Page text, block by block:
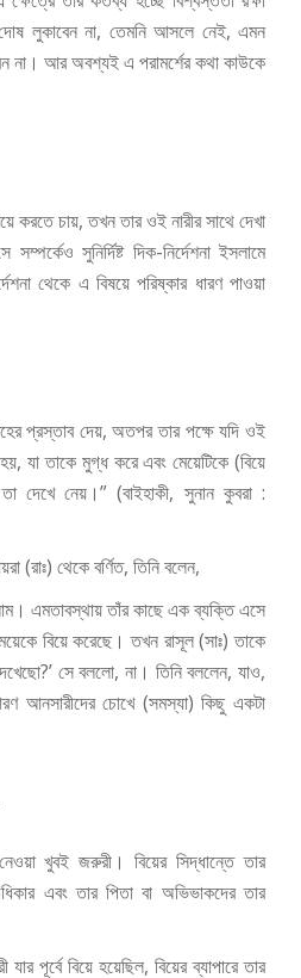
লুকাবেন না, তেমনি আসলে নেই, এমন
না। আর অবশ্যই এ পরামর্শের কথা কাউকে
করতে চায়, তখন তার ওই নারীর সাথে দেখা
সুনির্দিষ্ট দিক-নির্দেশনা ইসলামে
থেকে এ বিষয়ে পরিষ্কার ধারণ পাওয়া
প্রস্তাব দেয়, অতপর তার পক্ষে যদি ওই
যা তাকে মুগ্ধ করে এবং মেয়েটিকে (বিয়ে
দেখে নেয়।”(বাইহাকী, সুনান কুবরা :
(রাঃ) থেকে বর্ণিত, তিনি বলেন,
এমতাবস্থায় তাঁর কাছে এক ব্যক্তি এসে
বিয়ে করেছে। তখন রাসূল (সাঃ) তাকে
সে বললো, না। তিনি বললেন, যাও,
আনসারীদের চোখে (সমস্যা) কিছু একটা
খুবই জরুরী। বিয়ের সিদ্ধান্তে তার
এবং তার পিতা বা অভিভাকদের তার
পূর্বে বিয়ে হয়েছিল, বিয়ের ব্যাপারে তার